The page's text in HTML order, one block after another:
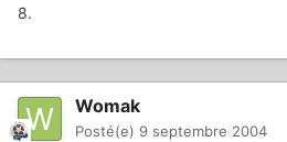
8.
Womak
Posté(e) 9 septembre 2004